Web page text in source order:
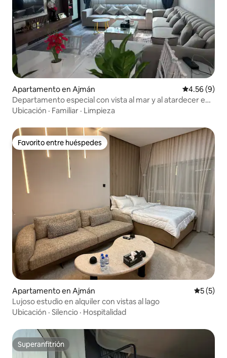
Apartamento en Ajmán Calificación
4.56 (9)
Departamento especial con vista al mar y al atardecer en
Ajmán 1️⃣
Ubicación · Familiar · Limpieza
Favorito entre huéspedes
Favorito entre huéspedes
Apartamento en Ajmán
5 (5)
Lujoso estudio en alquiler con vistas al lago
Ubicación · Silencio · Hospitalidad
Superanfitrión
Superanfitrión